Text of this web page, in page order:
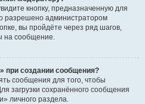
кнопку, предназначенную для
разрешено администратором
вы пройдёте через ряд шагов,
на сообщение.
при создании сообщения?
сообщения для того, чтобы
загрузки сохранённого сообщения
личного раздела.